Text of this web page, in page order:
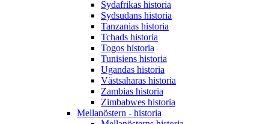
Sydafrikas historia
Sydsudans historia
Tanzanias historia
Tchads historia
Togos historia
Tunisiens historia
Ugandas historia
Västsaharas historia
Zambias historia
Zimbabwes historia
Mellanöstern - historia